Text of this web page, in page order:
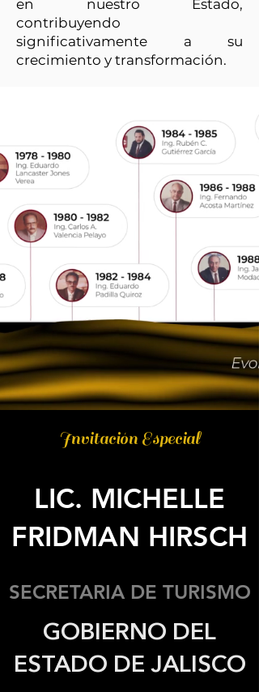
en nuestro Estado,
contribuyendo
significativamente a su
crecimiento y transformación.
Invitación Especial
LIC. MICHELLE
FRIDMAN HIRSCH
SECRETARIA DE TURISMO
GOBIERNO DEL
ESTADO DE JALISCO